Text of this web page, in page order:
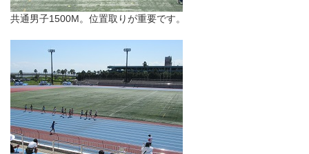
共通男子1500M。位置取りが重要です。